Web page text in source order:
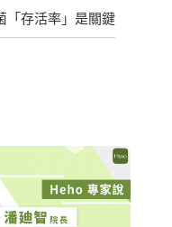
「存活率」是關鍵